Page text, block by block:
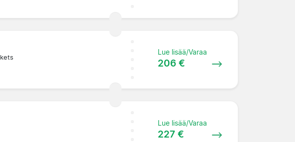
Lue lisää/Varaa
206 €
Lue lisää/Varaa
227 €